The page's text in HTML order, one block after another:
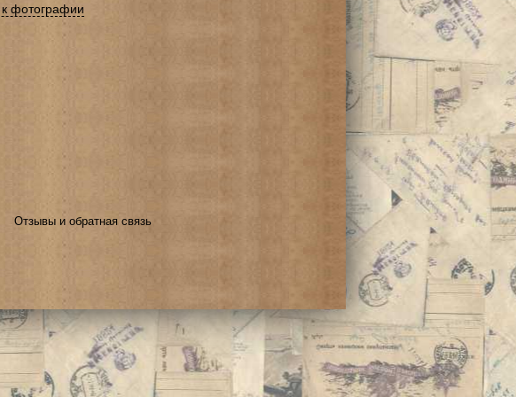
фотографии
Отзывы и обратная связь